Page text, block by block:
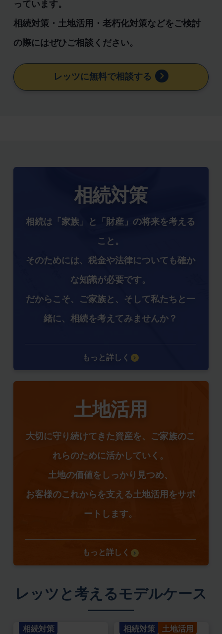
っています。
相続対策・土地活用・老朽化対策などをご検討
の際にはぜひご相談ください。
レッツに無料で相談する
相続対策
相続は「家族」と「財産」の将来を考える
こと。
そのためには、税金や法律についても確か
な知識が必要です。
だからこそ、ご家族と、そして私たちと一
緒に、相続を考えてみませんか？
もっと詳しく
土地活用
大切に守り続けてきた資産を、ご家族のこ
れらのために活かしていく。
土地の価値をしっかり見つめ、
お客様のこれからを支える土地活用をサポ
ートします。
もっと詳しく
レッツと考えるモデルケース
相続対策 相続対策 土地活用